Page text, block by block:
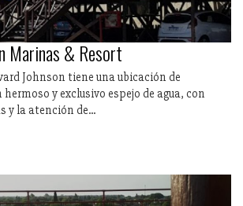
Marinas & Resort
Johnson tiene una ubicación de
y exclusivo espejo de agua, con
y la atención de...